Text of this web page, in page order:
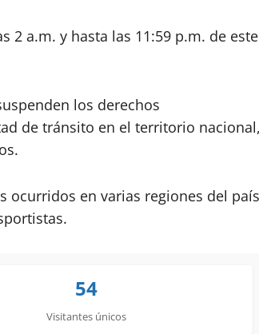
2 a.m. y hasta las 11:59 p.m. de este
los derechos
de tránsito en el territorio
ocurridos en varias regiones del país
54
Visitantes únicos